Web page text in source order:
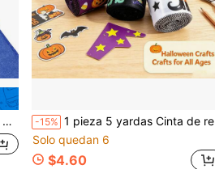
-15% 1 pieza 5 yardas Cinta de regalo de calabaza de Halloween, cinta de embalaje con estampado de araña, adecuada para coronas, lazos, decoración de fiesta de otoño
Solo quedan 6
$4.60